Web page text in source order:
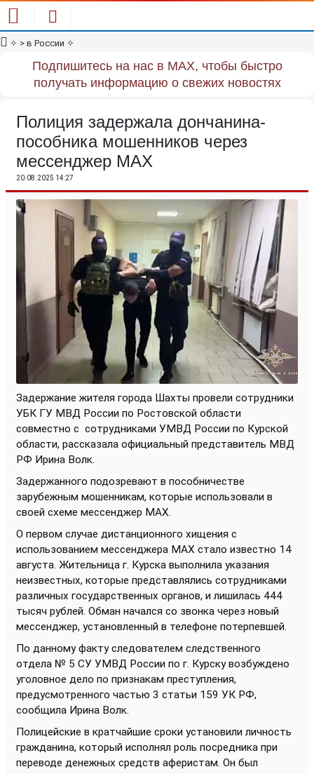
✧ > в России ✧
Подпишитесь на нас в MAX, чтобы быстро
получать информацию о свежих новостях
Полиция задержала дончанина-
пособника мошенников через
мессенджер МАХ
20.08.2025 14:27
Задержание жителя города Шахты провели сотрудники
УБК ГУ МВД России по Ростовской области
совместно с сотрудниками УМВД России по Курской
области, рассказала официальный представитель МВД
РФ Ирина Волк.
Задержанного подозревают в пособничестве
зарубежным мошенникам, которые использовали в
своей схеме мессенджер МАХ.
О первом случае дистанционного хищения с
использованием мессенджера МАХ стало известно 14
августа. Жительница г. Курска выполнила указания
неизвестных, которые представлялись сотрудниками
различных государственных органов, и лишилась 444
тысяч рублей. Обман начался со звонка через новый
мессенджер, установленный в телефоне потерпевшей.
По данному факту следователем следственного
отдела № 5 СУ УМВД России по г. Курску возбуждено
уголовное дело по признакам преступления,
предусмотренного частью 3 статьи 159 УК РФ,
сообщила Ирина Волк.
Полицейские в кратчайшие сроки установили личность
гражданина, который исполнял роль посредника при
переводе денежных средств аферистам. Он был